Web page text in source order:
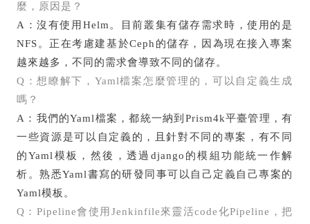
麼，原因是？
A：沒有使用Helm。目前叢集有儲存需求時，使用的是
NFS。正在考慮建基於Ceph的儲存，因為現在接入專案
越來越多，不同的需求會導致不同的儲存。
Q：想瞭解下，Yaml檔案怎麼管理的，可以自定義生成
嗎？
A：我們的Yaml檔案，都統一納到Prism4k平臺管理，有
一些資源是可以自定義的，且針對不同的專案，有不同
的Yaml模板，然後，透過django的模組功能統一作解
析。熟悉Yaml書寫的研發同事可以自己定義自己專案的
Yaml模板。
Q：Pipeline會使用Jenkinfile來靈活code化Pipeline，把